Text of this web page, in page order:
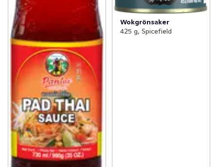
Wokgrönsaker
425 g, Spicefield